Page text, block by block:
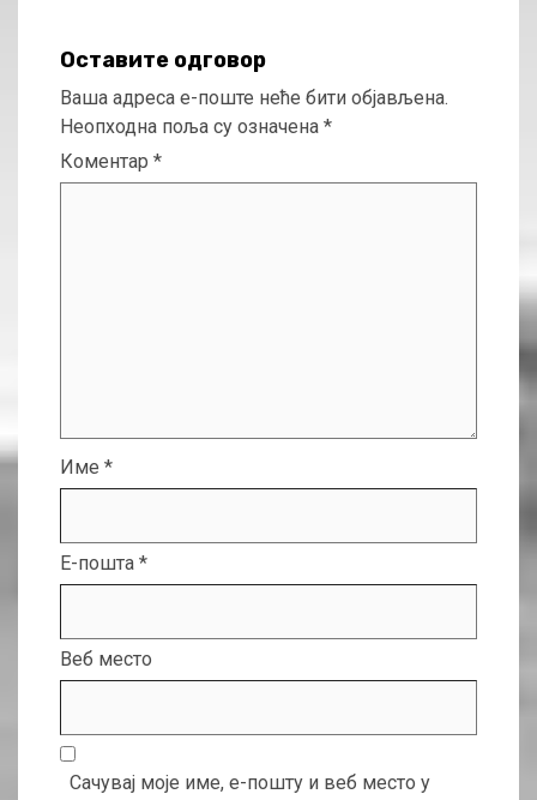
Оставите одговор
Ваша адреса е-поште неће бити објављена.
Неопходна поља су означена *
Коментар *
Име *
Е-пошта *
Веб место
Сачувај моје име, е-пошту и веб место у